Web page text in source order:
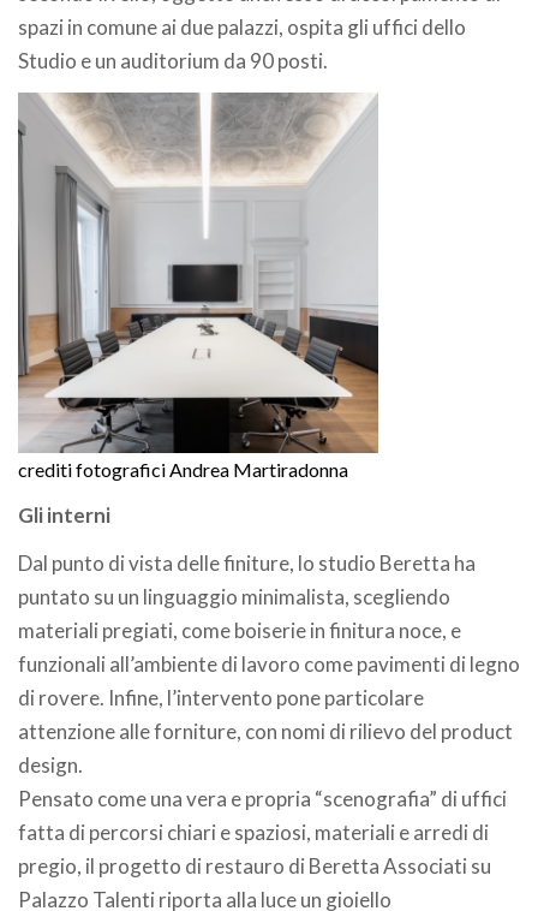
spazi in comune ai due palazzi, ospita gli uffici dello
Studio e un auditorium da 90 posti.
crediti fotografici Andrea Martiradonna
Gli interni
Dal punto di vista delle finiture, lo studio Beretta ha
puntato su un linguaggio minimalista, scegliendo
materiali pregiati, come boiserie in finitura noce, e
funzionali all’ambiente di lavoro come pavimenti di legno
di rovere. Infine, l’intervento pone particolare
attenzione alle forniture, con nomi di rilievo del product
design.
Pensato come una vera e propria “scenografia” di uffici
fatta di percorsi chiari e spaziosi, materiali e arredi di
pregio, il progetto di restauro di Beretta Associati su
Palazzo Talenti riporta alla luce un gioiello